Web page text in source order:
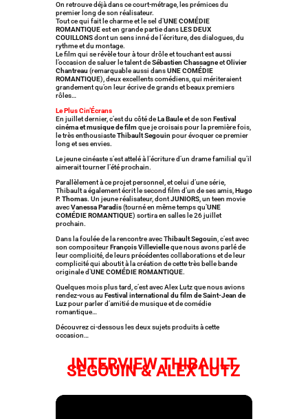
On retrouve déjà dans ce court-métrage, les prémices du
premier long de son réalisateur.
Tout ce qui fait le charme et le sel d’UNE COMÉDIE
ROMANTIQUEest en grande partie dansLES DEUX
COUILLONSdont un sens inné de l’écriture, des dialogues, du
rythme et du montage.
Le film qui se révèle tour à tour drôle et touchant est aussi
l’occasion de saluer le talent deSébastien ChassagneetOlivier
Chantreau (remarquable aussi dansUNE COMÉDIE
ROMANTIQUE), deux excellents comédiens, qui mériteraient
grandement qu’on leur écrive de grands et beaux premiers
rôles…
Le Plus Cin’Écrans
En juillet dernier, c’est du côté deLa Bauleet de son Festival
cinéma et musique de filmque je croisais pour la première fois,
le très enthousiasteThibault Segouin pour évoquer ce premier
long et ses envies.
Le jeune cinéaste s’est attelé à l’écriture d’un drame familial qu’il
aimerait tourner l’été prochain.
Parallèlement à ce projet personnel, et celui d’une série,
Thibault a également écrit le second film d’un de ses amis, Hugo
P. Thomas. Un jeune réalisateur, dontJUNIORS, un teen movie
avecVanessa Paradis(tourné en même temps qu’UNE
COMÉDIE ROMANTIQUE) sortira en salles le 26 juillet
prochain.
Dans la foulée de la rencontre avec Thibault Segouin , c’est avec
son compositeurFrançois Villevielleque nous avons parlé de
leur complicité, de leurs précédentes collaborations et de leur
complicité qui aboutit à la création de cette très belle bande
originale d’UNE COMÉDIE ROMANTIQUE.
Quelques mois plus tard, c’est avec Alex Lutz que nous avions
rendez-vous au Festival international du film de Saint-Jean de
Luzpour parler d’amitié de musique et de comédie
romantique…
Découvrez ci-dessous les deux sujets produits à cette
occasion…
INTERVIEW THIBAULT
SEGOUIN & ALEX LUTZ